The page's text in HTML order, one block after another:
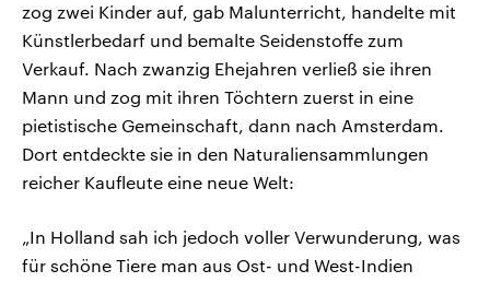
zog zwei Kinder auf, gab Malunterricht, handelte mit
Künstlerbedarf und bemalte Seidenstoffe zum
Verkauf. Nach zwanzig Ehejahren verließ sie ihren
Mann und zog mit ihren Töchtern zuerst in eine
pietistische Gemeinschaft, dann nach Amsterdam.
Dort entdeckte sie in den Naturaliensammlungen
reicher Kaufleute eine neue Welt:
„In Holland sah ich jedoch voller Verwunderung, was
für schöne Tiere man aus Ost- und West-Indien